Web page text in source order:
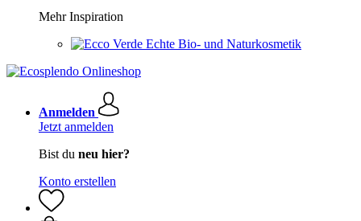
Mehr Inspiration
Echte Bio- und Naturkosmetik
Anmelden
Jetzt anmelden
Bist du neu hier?
Konto erstellen